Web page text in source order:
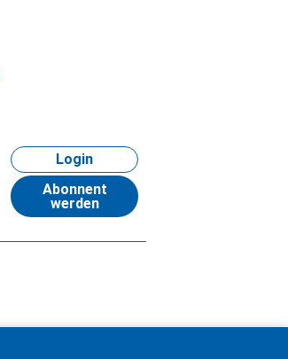
Login
Abonnent
werden